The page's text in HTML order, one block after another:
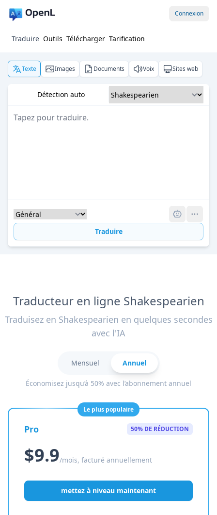
Connexion
Traduire Outils Télécharger Tarification
Texte Images Documents Voix Sites web
Détection auto
Traduire
Traducteur en ligne Shakespearien
Traduisez en Shakespearien en quelques secondes
avec l'IA
Mensuel Annuel
Économisez jusqu’à 50% avec l’abonnement annuel
Le plus populaire
Pro 50% DE RÉDUCTION
$9.9/mois, facturé annuellement
mettez à niveau maintenant